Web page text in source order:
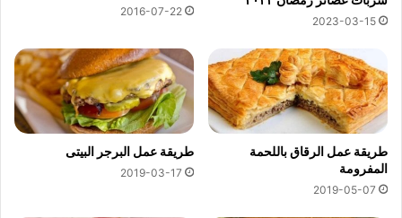
2023-03-15
2016-07-22
طريقة عمل الرقاق باللحمة
المفرومة
2019-05-07
طريقة عمل البرجر البيتى
2019-03-17